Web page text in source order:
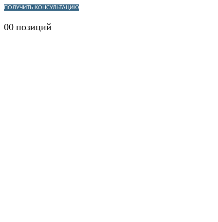
ПОЛУЧИТЬ КОНСУЛЬТАЦИЮ
00 позиций